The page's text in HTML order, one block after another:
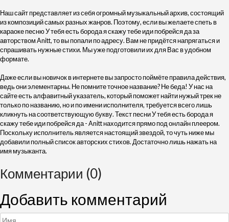
Наш сайт представляет из себя огромный музыкальный архив, состоящий
из композиций самых разных жанров. Поэтому, если вы желаете спеть в
караоке песню У тебя есть борода я скажу тебе иди побрейся да за
авторством Anitt, то вы попали по адресу. Вам не придётся напрягаться и
спрашивать нужные стихи. Мы уже подготовили их для Вас в удобном
формате.
Даже если вы новичок в интернете вы запросто поймёте правила действия,
ведь они элементарны. Не помните точное название? Не беда! У нас на
сайте есть алфавитный указатель, который поможет найти нужый трек не
только по названию, но и по имени исполнителя, требуется всего лишь
кликнуть на соответствующую букву. Текст песни У тебя есть борода я
скажу тебе иди побрейся да - Anitt находится прямо под онлайн плеером.
Поскольку исполнитель является настоящий звездой, то чуть ниже мы
добавили полный список авторских стихов. Достаточно лишь нажать на
имя музыканта.
Комментарии (0)
Добавить комментарий